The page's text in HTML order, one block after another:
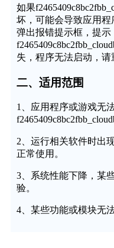
如果
坏，可能会导致应用
弹出报错提示框，提示
失，程序无法启动，请
二、适用范围
1、应用程序或游戏无
2、运行相关软件时出
正常使用。
3、系统性能下降，某
验。
4、某些功能或模块无